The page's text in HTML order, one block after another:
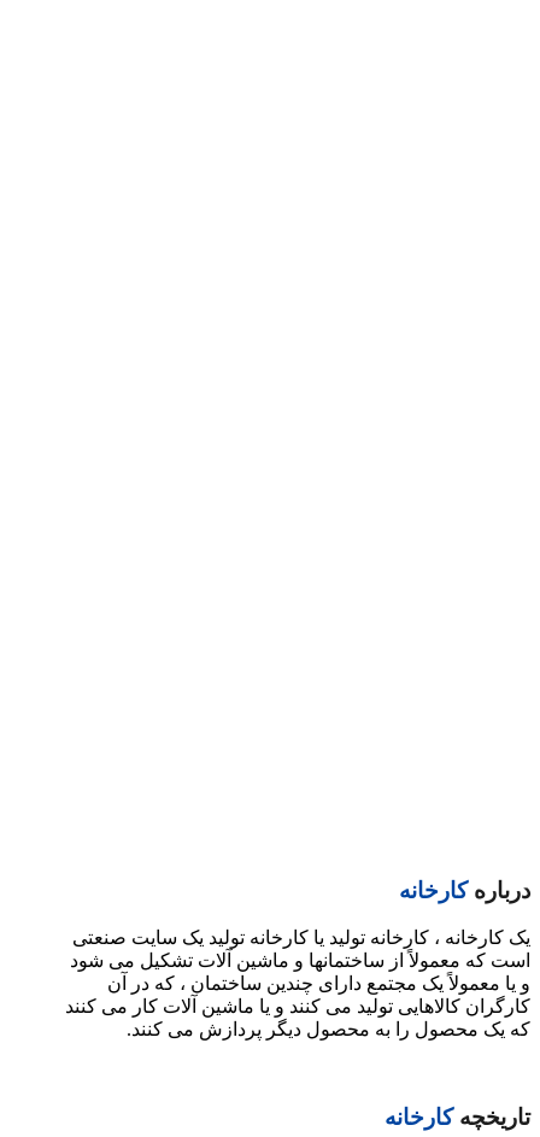
درباره کارخانه
یک کارخانه ، کارخانه تولید یا کارخانه تولید یک سایت صنعتی
است که معمولاً از ساختمانها و ماشین آلات تشکیل می شود
و یا معمولاً یک مجتمع دارای چندین ساختمان ، که در آن
کارگران کالاهایی تولید می کنند و یا ماشین آلات کار می کنند
که یک محصول را به محصول دیگر پردازش می کنند.
تاریخچه کارخانه